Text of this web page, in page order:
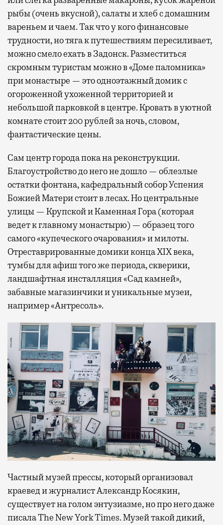
рыбы (очень вкусной), салаты и хлеб с домашним
вареньем и чаем. Так что у кого финансовые
трудности, но тяга к путешествиям пересиливает,
можно смело ехать в Задонск. Разместиться
скромным туристам можно в «Доме паломника»
при монастыре — это одноэтажный домик с
огороженной ухоженной территорией и
небольшой парковкой в центре. Кровать в уютной
комнате стоит 200 рублей за ночь, словом,
фантастические цены.
Сам центр города пока на реконструкции.
Благоустройство до него не дошло — облезлые
остатки фонтана, кафедральный собор Успения
Божией Матери стоит в лесах. Но центральные
улицы — Крупской и Каменная Гора (которая
ведет к главному монастырю) — образец того
самого «купеческого очарования» и милоты.
Отреставрированные домики конца XIX века,
тумбы для афиш того же периода, скверики,
ландшафтная инсталляция «Сад камней»,
забавные магазинчики и уникальные музеи,
например «Антресоль».
Частный музей прессы, который организовал
краевед и журналист Александр Косякин,
существует на голом энтузиазме, но про него даже
писала The New York Times. Музей такой дикий,